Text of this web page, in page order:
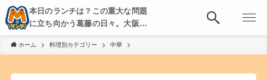
本日のランチは？この重大な問題
に立ち向かう葛藤の日々。大阪・
京都・神戸を中心とした食べ歩
き、飲み歩きを綴る。
ホーム 料理別カテゴリー 中華